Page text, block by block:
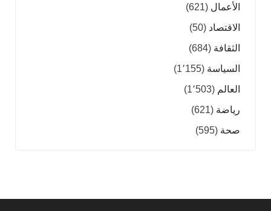
الأعمال (621)
الاقتصاد (50)
الثقافة (684)
السياسة (1٬155)
العالم (1٬503)
رياضة (621)
صحة (595)